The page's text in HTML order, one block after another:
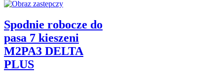
Spodnie robocze do
pasa 7 kieszeni
M2PA3 DELTA
PLUS